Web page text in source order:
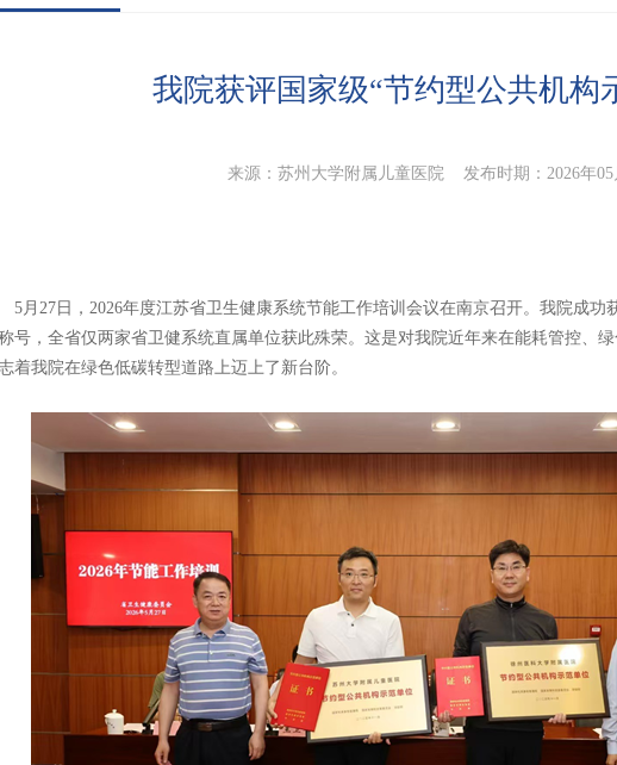
我院获评国家级“节约型公共机构
来源：苏州大学附属儿童医院 发布时期：2026年05
5月27日，2026年度江苏省卫生健康系统节能工作培训会议在南京召开。我院成功
号，全省仅两家省卫健系统直属单位获此殊荣。这是对我院近年来在能耗管控、
着我院在绿色低碳转型道路上迈上了新台阶。